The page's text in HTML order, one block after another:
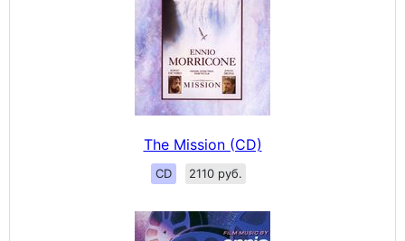
The Mission (CD)
CD 2110 руб.